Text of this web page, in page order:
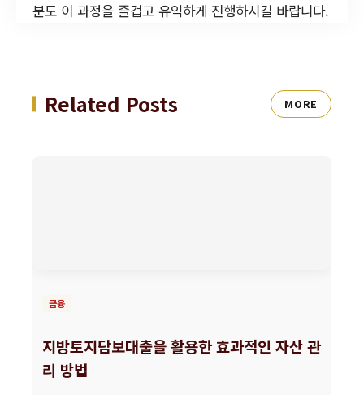
분도 이 과정을 즐겁고 유익하게 진행하시길 바랍니다.
Related Posts MORE
금융
지방토지담보대출을 활용한 효과적인 자산 관
리 방법